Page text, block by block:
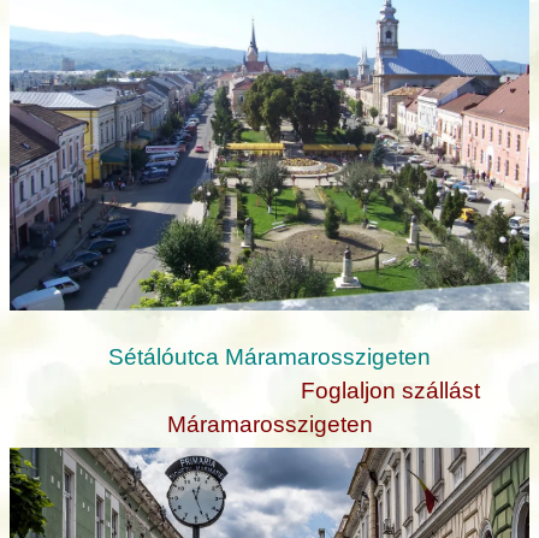
Sétálóutca Máramarosszigeten
Foglaljon szállást
Máramarosszigeten